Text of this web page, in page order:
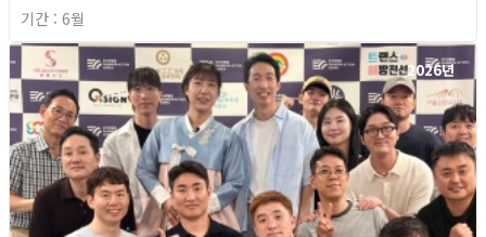
기간 : 6월
2026년